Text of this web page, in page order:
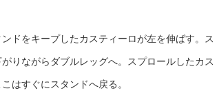
ドをキープしたカスティーロが左を伸ばす。ス
りながらダブルレッグへ。スプロールしたカス
はすぐにスタンドへ戻る。